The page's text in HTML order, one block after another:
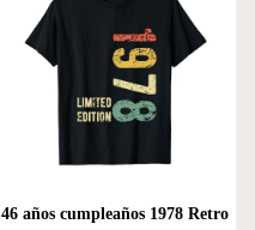
46 años cumpleaños 1978 Retro